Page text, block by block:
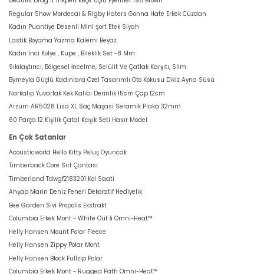
Regular Show Mordecai & Rigby Haters Gonna Hate Erkek Cüzdan
Kadın Puantiye Desenli Mini Şort Etek Siyah
Lastik Boyama Yazma Kalemi Beyaz
Kadın Inci Kolye , Küpe , Bileklik Set -8 Mm
Sıkılaştırıcı, Bölgesel İncelme, Selülit Ve Çatlak Karşıtı, Slim
Bymeyla Güçlü Kadınlara Özel Tasarımlı Oto Kokusu Dikiz Ayna Süsü
Narkalıp Yuvarlak Kek Kalıbı Derinlik 15cm Çap 12cm
Arzum AR5028 Lisa XL Saç Maşası Seramik Plaka 32mm
60 Parça 12 Kişilik Çatal Kaşık Seti Hasır Model
En Çok Satanlar
Acousticworld Hello Kitty Peluş Oyuncak
Timberback Core Sırt Çantası
Timberland Tdwgf2183201 Kol Saati
Ahşap Marin Deniz Feneri Dekoratif Hediyelik
Bee Garden Sivi Propolis Ekstrakt
Columbia Erkek Mont - White Out İi Omni-Heat™
Helly Hansen Mount Polar Fleece
Helly Hansen Zippy Polar Mont
Helly Hansen Block Fullzip Polar
Columbia Erkek Mont - Rugged Path Omni-Heat™